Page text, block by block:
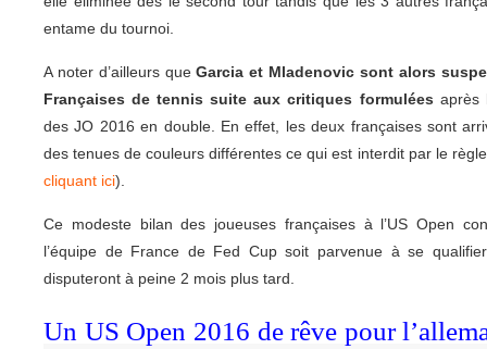
entame du tournoi.
A noter d’ailleurs queGarcia et Mladenovic sont alors
Françaises de tennis suite aux critiques formulées après
des JO 2016 en double. En effet, les deux françaises sont
des tenues de couleurs différentes ce qui est interdit par le
cliquant ici).
Ce modeste bilan des joueuses françaises à l’US Open
l’équipe de France de Fed Cup soit parvenue à se
disputeront à peine 2 mois plus tard.
Un US Open 2016 de rêve pour